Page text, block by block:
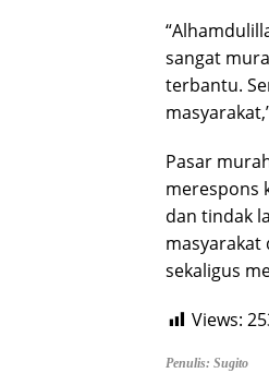
sangat
terbantu.
Pasar
merespons
dan tindak
masyarakat
sekaligus
Views:
Penulis: Sugito